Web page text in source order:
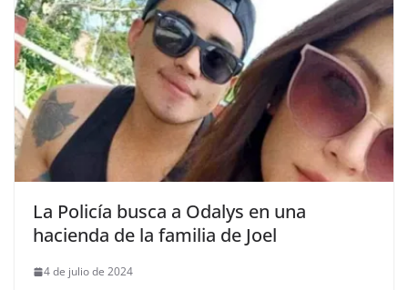
La Policía busca a Odalys en una
hacienda de la familia de Joel
4 de julio de 2024